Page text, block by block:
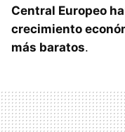
Central Europeo
crecimiento
más baratos.